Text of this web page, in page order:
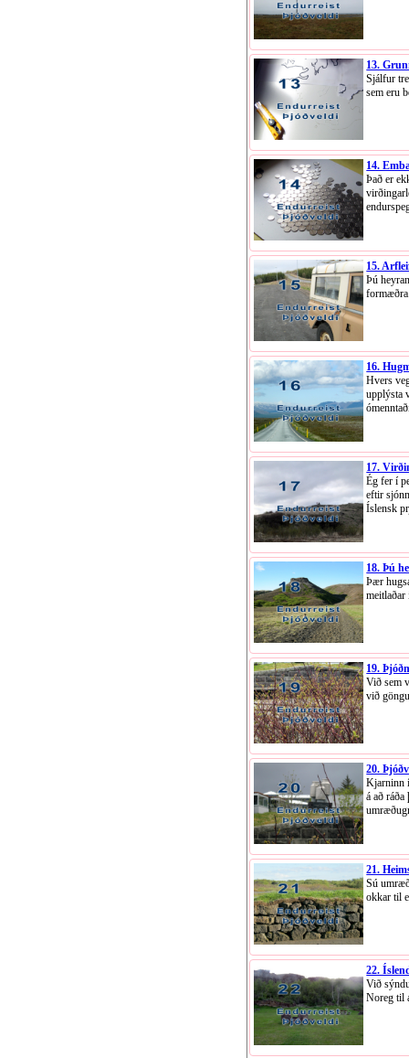
13.
Sjálfur
sem eru
14.
Það er
15.
Þú
16.
Hvers
upplýsta
17.
Ég fer í
eftir
Íslensk
18. Þú
Þær
meitlaðar
19.
Við sem
við
20.
Kjarninn
á að
21.
Sú
okkar til
22.
Við
Noreg til